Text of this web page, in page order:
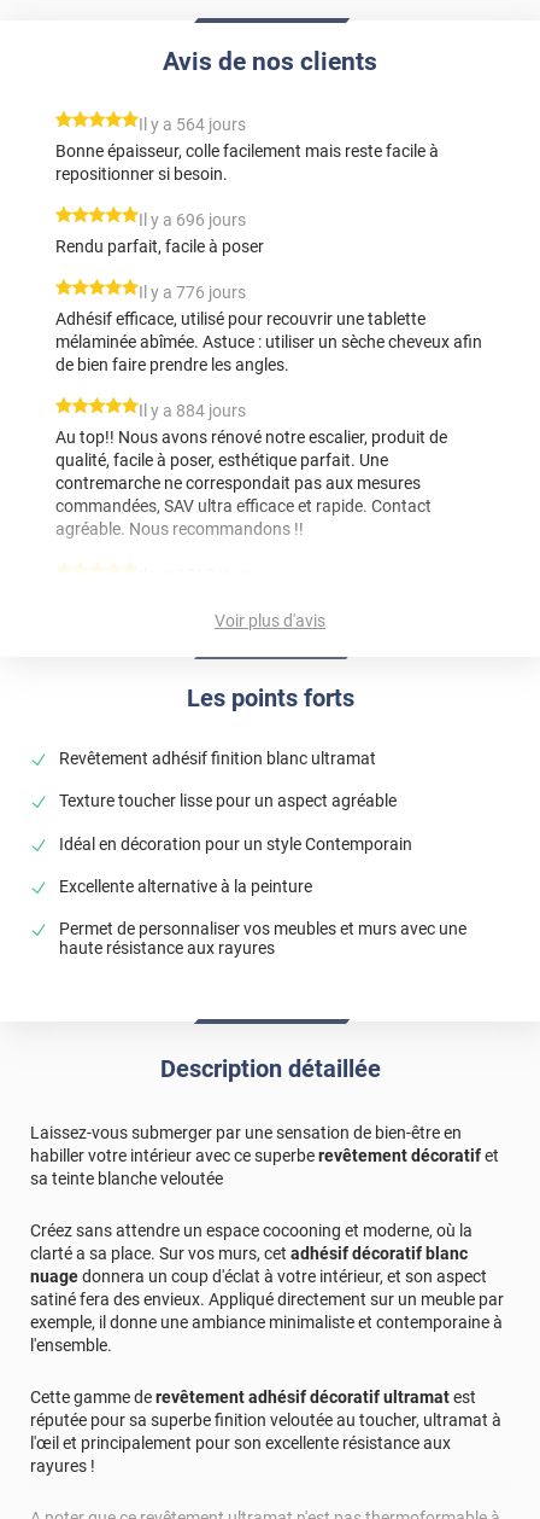
Les points forts
Revêtement adhésif finition blanc ultramat
Texture toucher lisse pour un aspect agréable
Idéal en décoration pour un style Contemporain
Excellente alternative à la peinture
Permet de personnaliser vos meubles et murs avec une
haute résistance aux rayures
Avis de nos clients
*****
Il y a 564 jours
Bonne épaisseur, colle facilement mais reste facile à
repositionner si besoin.
*****
Il y a 696 jours
Rendu parfait, facile à poser
*****
Il y a 776 jours
Adhésif efficace, utilisé pour recouvrir une tablette
mélaminée abîmée. Astuce : utiliser un sèche cheveux afin
de bien faire prendre les angles.
*****
Il y a 884 jours
Au top!! Nous avons rénové notre escalier, produit de
qualité, facile à poser, esthétique parfait. Une
contremarche ne correspondait pas aux mesures
commandées, SAV ultra efficace et rapide. Contact
agréable. Nous recommandons !!
*****
Il y a 1106 jours
soit pas thermoformable. Je men sert pour recouvrir des
peut de pratique, cest assez facile à poser. Très bon
*****
Il y a 1129 jours
*****
Il y a 1857 jours
Au top commandez les yeux fermés
Ras
*****Il y a 970 jours
Facile à poser, mais le rendu n'est pas terrible. Avec nos
tests il est facile à tacher, mais difficile à nettoyer.
Bonjour, Nos films de revêtements adhésifs sont
pourtant lessivables et se nettoient trés facilement
avec de l'eau savonneuse. N'hésitez pas à faire une
demande d'échantillon au préalable pour effectuer
Voir plus d'avis
Description détaillée
Laissez-vous submerger par une sensation de bien-être en
habiller votre intérieur avec ce superberevêtement décoratifet
sa teinte blanche veloutée
Créez sans attendre un espace cocooning et moderne, où la
clarté a sa place. Sur vos murs, cet adhésif décoratif blanc
nuagedonnera un coup d'éclat à votre intérieur, et son aspect
satiné fera des envieux. Appliqué directement sur un meuble par
exemple, il donne une ambiance minimaliste et contemporaine à
l'ensemble.
Cette gamme derevêtement adhésif décoratif ultramatest
réputée pour sa superbe finition veloutée au toucher, ultramat à
l'œil et principalement pour son excellente résistance aux
rayures !